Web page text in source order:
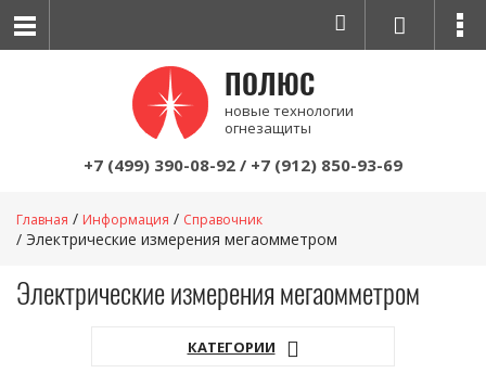
ПОЛЮС
новые технологии
огнезащиты
+7 (499) 390-08-92 / +7 (912) 850-93-69
Главная Информация Справочник
Электрические измерения мегаомметром
Электрические измерения мегаомметром
КАТЕГОРИИ